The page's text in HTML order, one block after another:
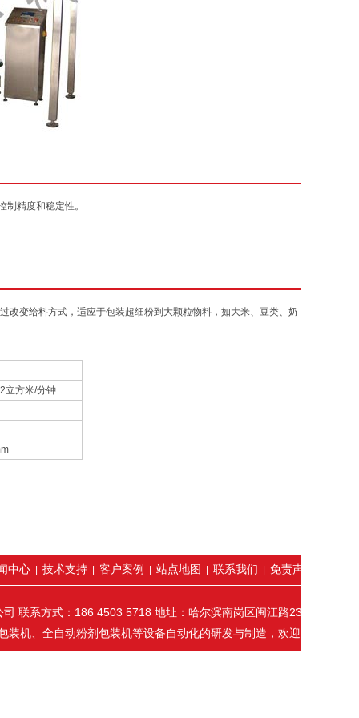
制精度和稳定性。
改变给料方式，适应于包装超细粉到大颗粒物料，如大米、豆类、奶
立方米/分钟
中心 技术支持 客户案例 站点地图 联系我们 免责声明
联系方式：186 4503 5718 地址：哈尔滨南岗区闽江路233号
装机、全自动粉剂包装机等设备自动化的研发与制造，欢迎新老客户